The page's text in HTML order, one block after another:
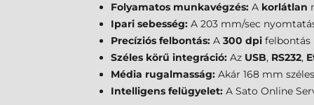
Folyamatos munkavégzés: A korlátlan
Ipari sebesség: A 203 mm/sec
Precíziós felbontás: A 300 dpi felbontás
Széles körű integráció: Az USB, RS232,
Média rugalmasság: Akár 168 mm
Intelligens felügyelet: A Sato Online